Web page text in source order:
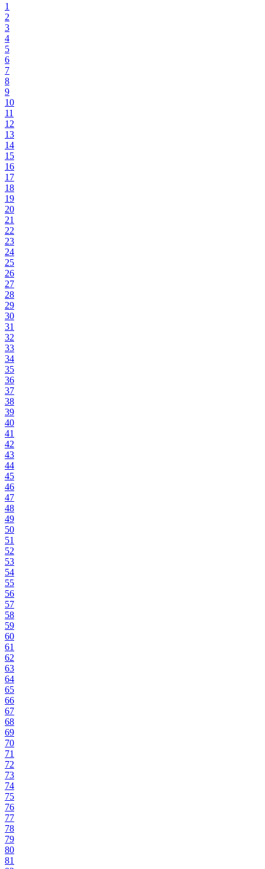
1
2
3
4
5
6
7
8
9
10
11
12
13
14
15
16
17
18
19
20
21
22
23
24
25
26
27
28
29
30
31
32
33
34
35
36
37
38
39
40
41
42
43
44
45
46
47
48
49
50
51
52
53
54
55
56
57
58
59
60
61
62
63
64
65
66
67
68
69
70
71
72
73
74
75
76
77
78
79
80
81